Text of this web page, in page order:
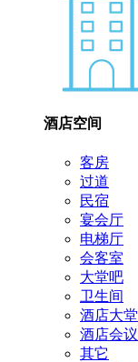
酒店空间
客房
过道
民宿
宴会厅
电梯厅
会客室
大堂吧
卫生间
酒店大堂
酒店会议
其它